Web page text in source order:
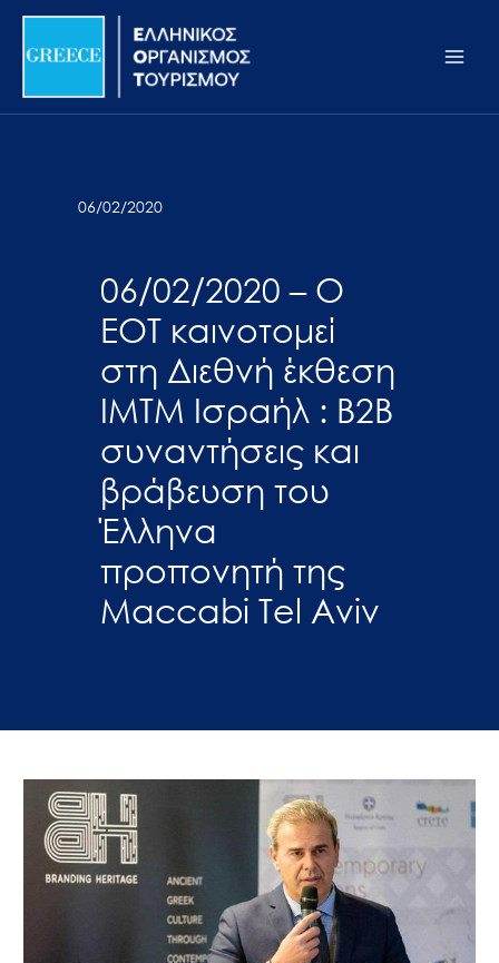
Σημείωση:
ιστότοπος
προσβασιμότητας.
Μετάβαση
περιεχόμενο
06/02/2020
06/02/2020 – Ο
ΕΟΤ καινοτομεί
στη Διεθνή έκθεση
ΙΜΤΜ Ισραήλ : Β2Β
συναντήσεις και
βράβευση του
Έλληνα
προπονητή της
Maccabi Tel Aviv